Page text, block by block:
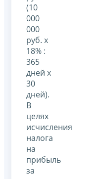
(10
000
000
руб. x
18% :
365
дней x
30
дней).
В
целях
исчисления
налога
на
прибыль
за